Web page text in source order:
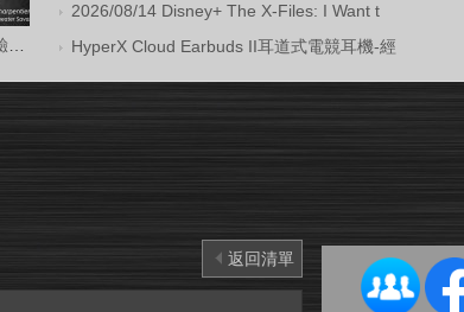
2026/08/14 Disney+ The X-Files: I Want t
HyperX Cloud Earbuds II耳道式電競耳機-經
返回清單